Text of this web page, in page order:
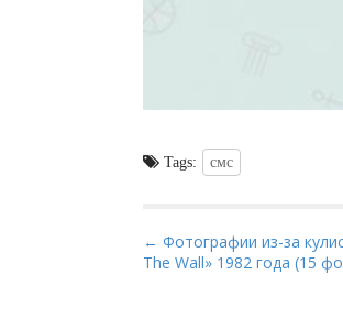
Tags: смс
P
o
← Фотографии из-за
The Wall» 1982 года (15